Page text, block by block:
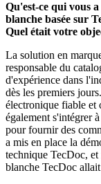
Qu'est-ce qui vous
blanche basée sur
Quel était votre
La solution en
responsable du
d'expérience dans
dès les premiers
électronique fiable
également s'intégrer
pour fournir des
a mis en place la
technique TecDoc,
blanche TecDoc